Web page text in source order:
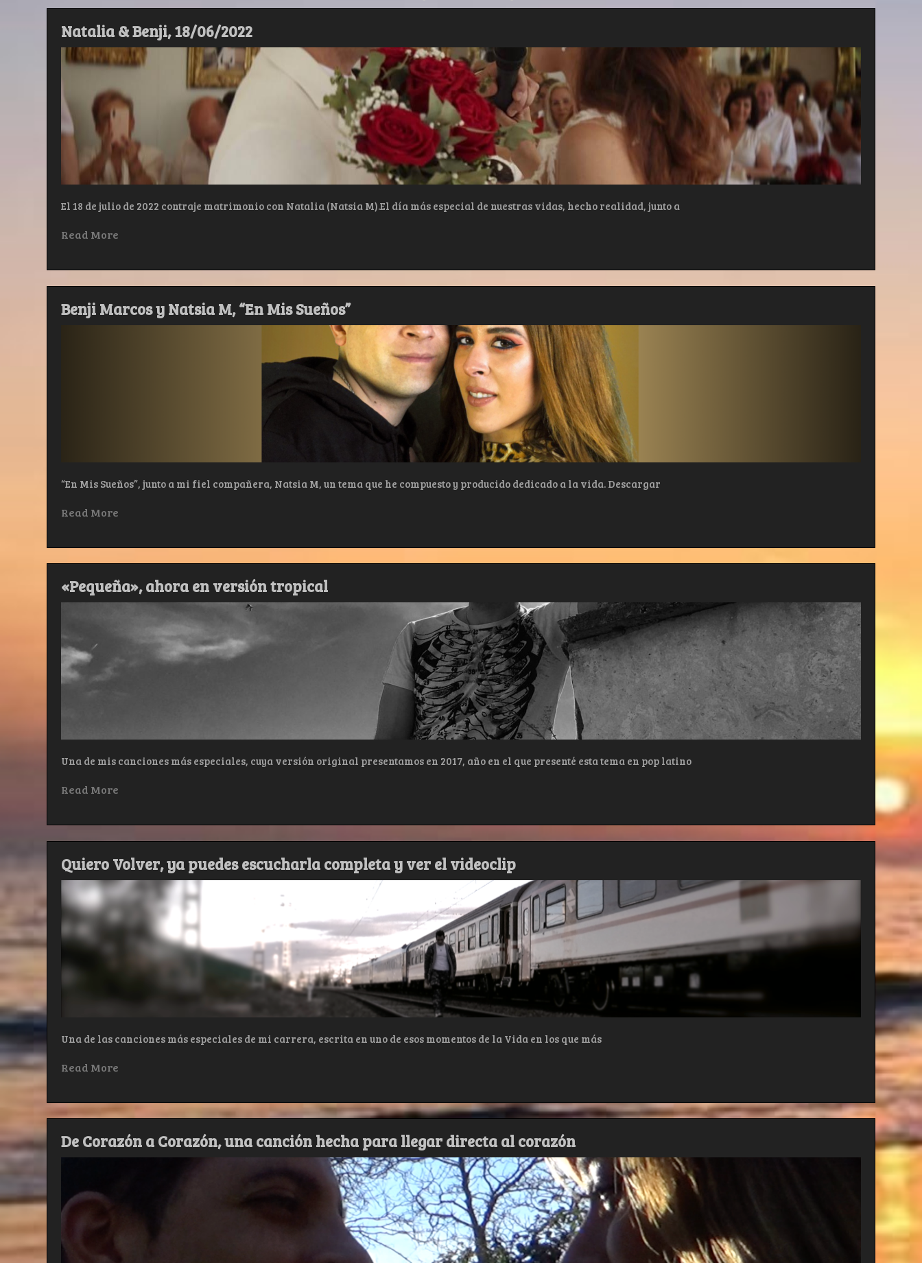
Natalia & Benji, 18/06/2022
El 18 de julio de 2022 contraje matrimonio con Natalia (Natsia M).El día más especial de nuestras vidas, hecho realidad, junto a
Read More
Benji Marcos y Natsia M, “En Mis Sueños”
“En Mis Sueños”, junto a mi fiel compañera, Natsia M, un tema que he compuesto y producido dedicado a la vida. Descargar
Read More
«Pequeña», ahora en versión tropical
Una de mis canciones más especiales, cuya versión original presentamos en 2017, año en el que presenté esta tema en pop latino
Read More
Quiero Volver, ya puedes escucharla completa y ver el videoclip
Una de las canciones más especiales de mi carrera, escrita en uno de esos momentos de la Vida en los que más
Read More
De Corazón a Corazón, una canción hecha para llegar directa al corazón